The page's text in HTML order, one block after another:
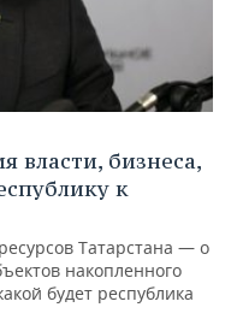
власти, бизнеса,
к
Татарстана — о
накопленного
будет республика